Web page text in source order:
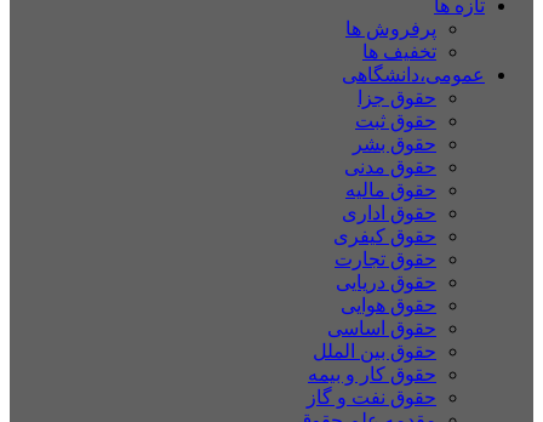
تازه ها
پرفروش ها
تخفیف ها
عمومی،دانشگاهی
حقوق جزا
حقوق ثبت
حقوق بشر
حقوق مدنی
حقوق مالیه
حقوق اداری
حقوق کیفری
حقوق تجارت
حقوق دریایی
حقوق هوایی
حقوق اساسی
حقوق بین الملل
حقوق کار و بیمه
حقوق نفت و گاز